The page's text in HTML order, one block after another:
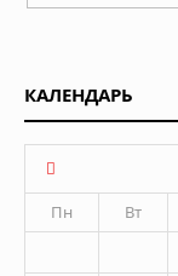
КАЛЕНДАРЬ
Пн
Вт